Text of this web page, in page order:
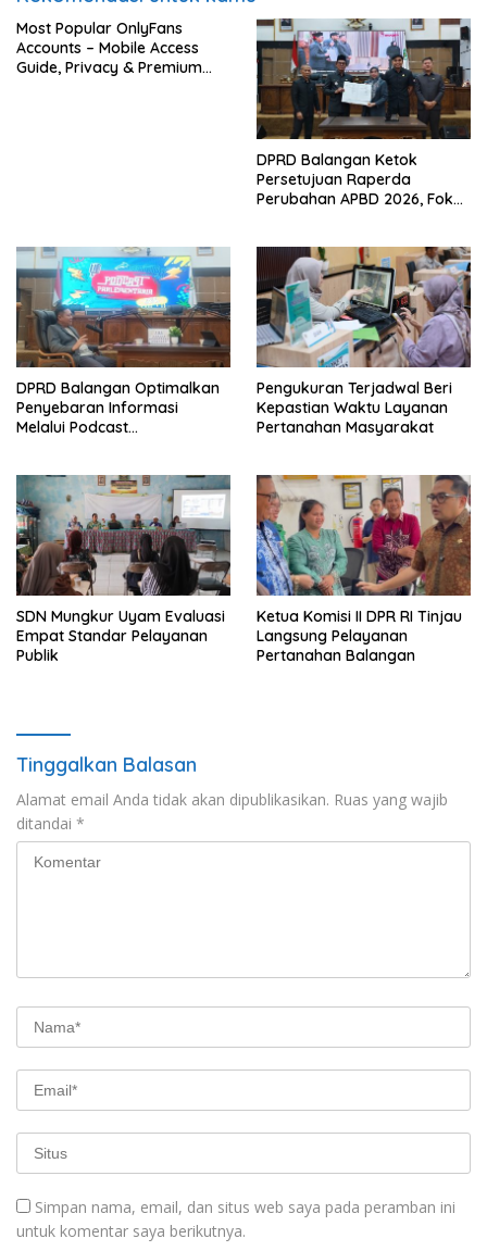
Most Popular OnlyFans
Accounts – Mobile Access
Guide, Privacy & Premium
DPRD Balangan Ketok
Persetujuan Raperda
Perubahan APBD 2026, Fokus
DPRD Balangan Optimalkan
Penyebaran Informasi
Melalui Podcast
Pengukuran Terjadwal Beri
Kepastian Waktu Layanan
Pertanahan Masyarakat
SDN Mungkur Uyam Evaluasi
Empat Standar Pelayanan
Publik
Ketua Komisi II DPR RI Tinjau
Langsung Pelayanan
Pertanahan Balangan
Tinggalkan Balasan
Alamat email Anda tidak akan dipublikasikan. Ruas yang wajib
ditandai *
Simpan nama, email, dan situs web saya pada peramban ini
untuk komentar saya berikutnya.